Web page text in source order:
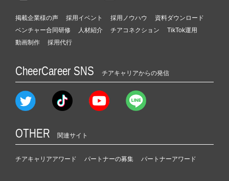
掲載企業様の声 採用イベント 採用ノウハウ
資料ダウンロード
ベンチャー合同研修
人材紹介 チアコネクション
TikTok運用
動画制作
採用代行
CheerCareer SNS チアキャリアからの発信
OTHER 関連サイト
チアキャリアアワード パートナーの募集 パートナーアワード